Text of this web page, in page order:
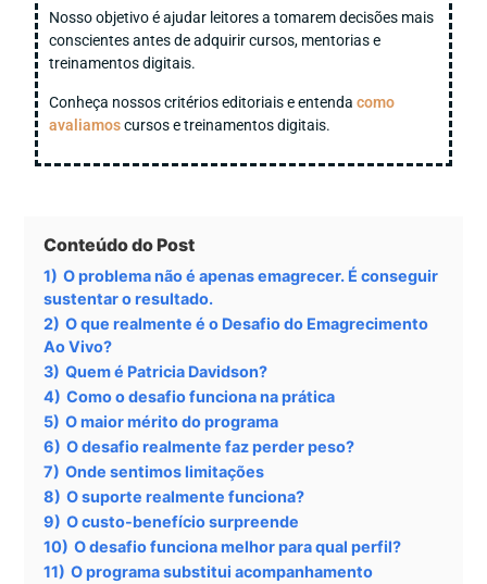
Nosso objetivo é ajudar leitores a tomarem decisões mais
conscientes antes de adquirir cursos, mentorias e
treinamentos digitais.
Conheça nossos critérios editoriais e entenda como
avaliamoscursos e treinamentos digitais.
Conteúdo do Post
1) O problema não é apenas emagrecer. É conseguir
sustentar o resultado.
2) O que realmente é o Desafio do Emagrecimento
Ao Vivo?
3) Quem é Patricia Davidson?
4) Como o desafio funciona na prática
5) O maior mérito do programa
6) O desafio realmente faz perder peso?
7) Onde sentimos limitações
8) O suporte realmente funciona?
9) O custo-benefício surpreende
10) O desafio funciona melhor para qual perfil?
11) O programa substitui acompanhamento